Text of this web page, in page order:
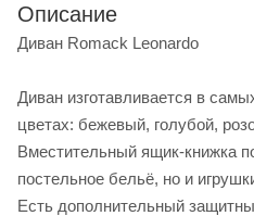
Описание
Диван Romack Leonardo
Диван изготавливается в
цветах: бежевый, голубой,
Вместительный ящик-книжка
постельное бельё, но и
Есть дополнительный